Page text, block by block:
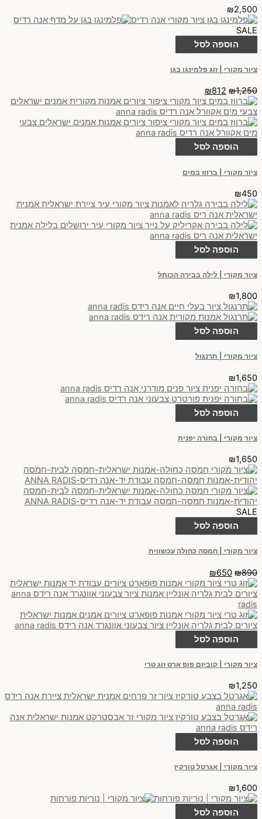
₪2,500
SALE
הוספה לסל
ציור מקורי | זוג פלמינגו בגן
₪1,250
₪812
הוספה לסל
ציור מקורי | ברווז במים
₪450
הוספה לסל
ציור מקורי | לילה בבירה הכותל
₪1,800
הוספה לסל
ציור מקורי | תרנגול
₪1,650
הוספה לסל
ציור מקורי | בחורה יפנית
₪1,650
SALE
הוספה לסל
ציור מקורי | חמסה כחולה עכשווית
₪890
₪650
הוספה לסל
ציור מקורי | קוביזם פופ ארט זוג טרי
₪1,250
הוספה לסל
ציור מקורי | אגרטל טורקיז
₪1,600
הוספה לסל